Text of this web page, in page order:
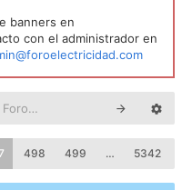
banners en
con el administrador en
498 499 … 5342